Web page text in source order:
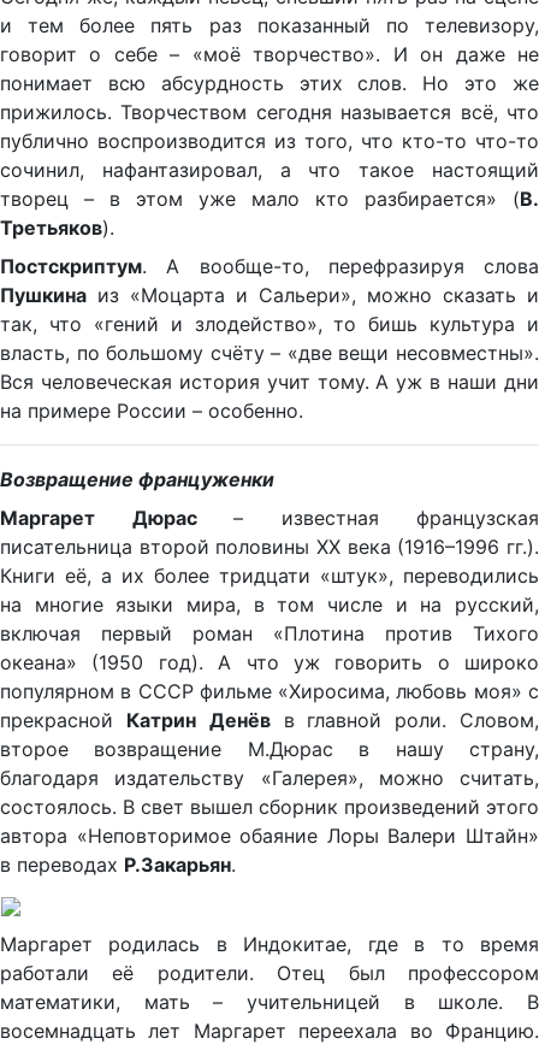
и тем более пять раз показанный по телевизору,
говорит о себе – «моё творчество». И он даже не
понимает всю абсурдность этих слов. Но это же
прижилось. Творчеством сегодня называется всё, что
публично воспроизводится из того, что кто-то что-то
сочинил, нафантазировал, а что такое настоящий
творец – в этом уже мало кто разбирается» (В.
Третьяков).
Постскриптум. А вообще-то, перефразируя слова
Пушкина из «Моцарта и Сальери», можно сказать и
так, что «гений и злодейство», то бишь культура и
власть, по большому счёту – «две вещи несовместны».
Вся человеческая история учит тому. А уж в наши дни
на примере России – особенно.
Возвращение француженки
Маргарет Дюрас – известная французская
писательница второй половины XX века (1916–1996 гг.).
Книги её, а их более тридцати «штук», переводились
на многие языки мира, в том числе и на русский,
включая первый роман «Плотина против Тихого
океана» (1950 год). А что уж говорить о широко
популярном в СССР фильме «Хиросима, любовь моя» с
прекрасной Катрин Денёвв главной роли. Словом,
второе возвращение М.Дюрас в нашу страну,
благодаря издательству «Галерея», можно считать,
состоялось. В свет вышел сборник произведений этого
автора «Неповторимое обаяние Лоры Валери Штайн»
в переводах Р.Закарьян.
Маргарет родилась в Индокитае, где в то время
работали её родители. Отец был профессором
математики, мать – учительницей в школе. В
восемнадцать лет Маргарет переехала во Францию.